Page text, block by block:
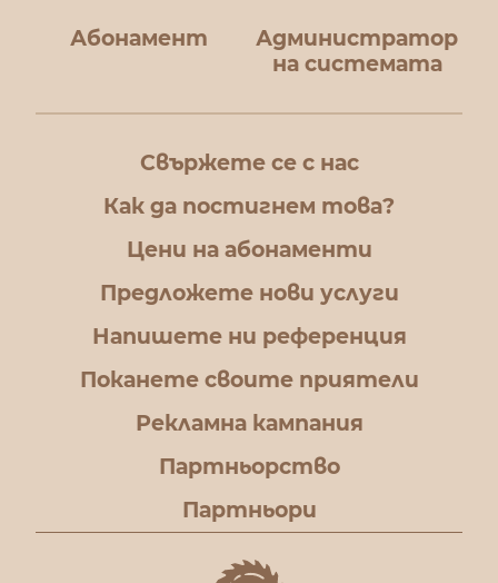
Абонамент
Администратор
на системата
Свържете се с нас
Как да постигнем това?
Цени на абонаменти
Предложете нови услуги
Напишете ни референция
Поканете своите приятели
Рекламна кампания
Партньорство
Партньори